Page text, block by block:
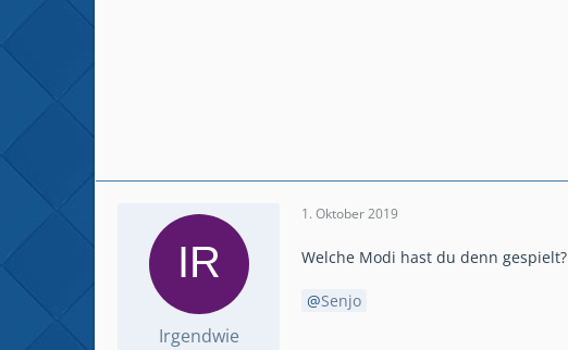
Irgendwie
1. Oktober 2019
Welche Modi hast du denn gespielt?
Senjo